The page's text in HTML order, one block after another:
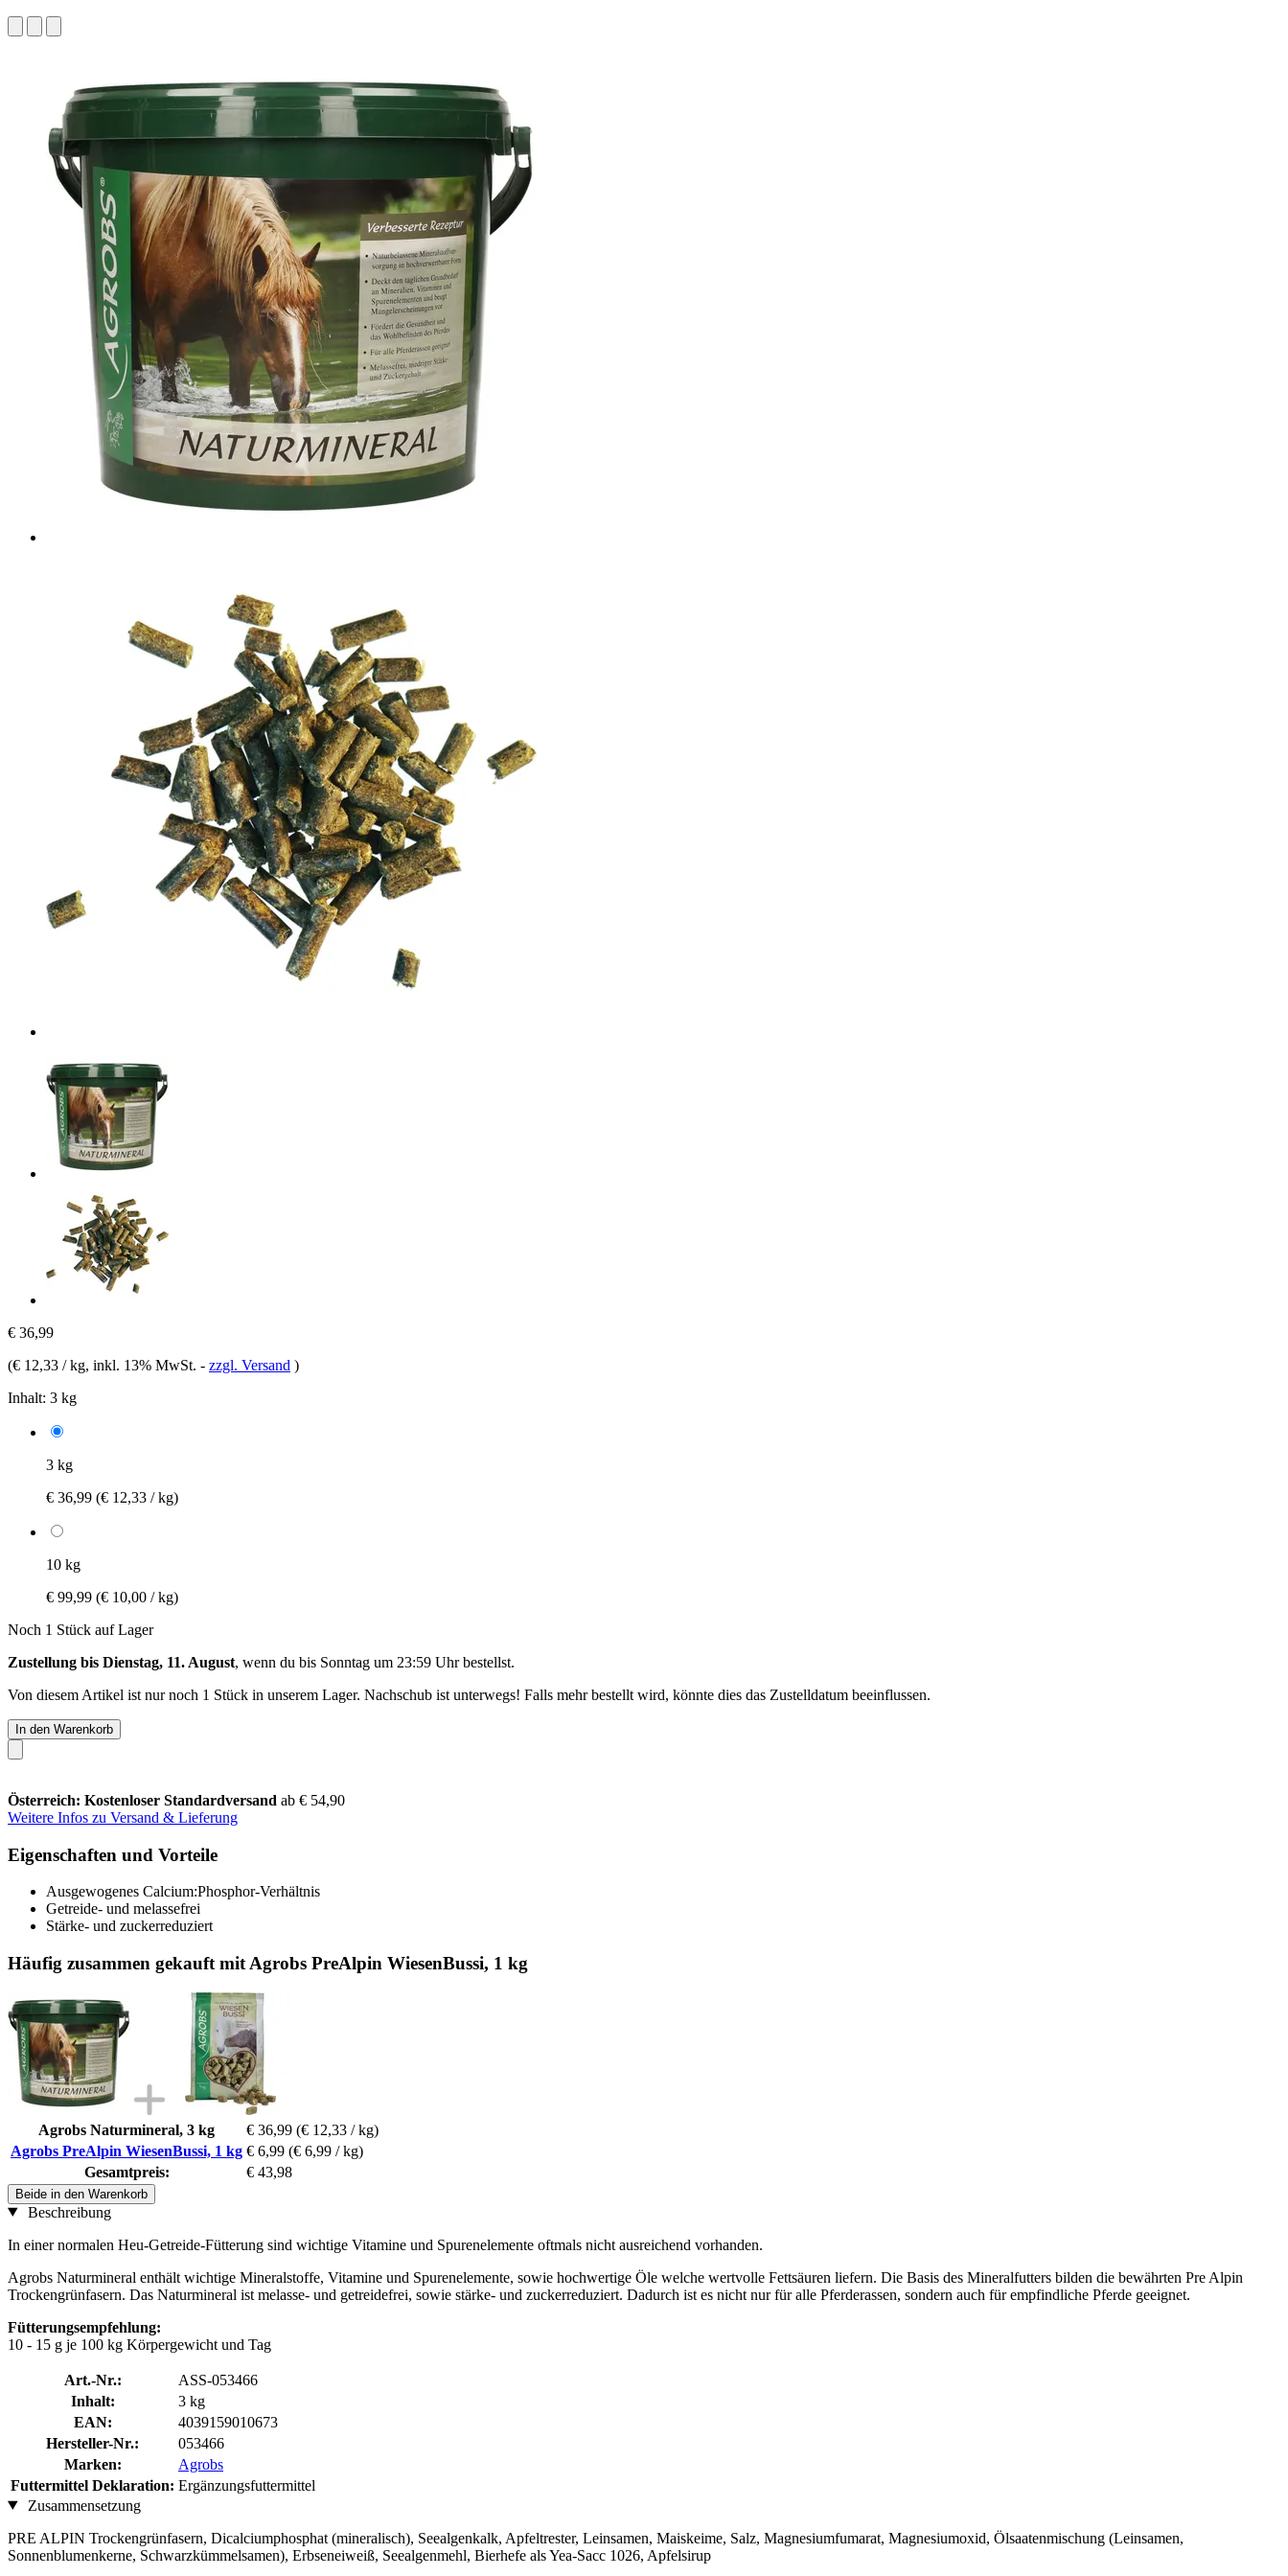
€ 36,99
(€ 12,33 / kg, inkl. 13% MwSt. - zzgl. Versand )
Inhalt: 3 kg
3 kg
€ 36,99 (€ 12,33 / kg)
10 kg
€ 99,99 (€ 10,00 / kg)
Noch 1 Stück auf Lager
Zustellung bis Dienstag, 11. August, wenn du bis Sonntag um 23:59 Uhrbestellst.
Von diesem Artikel ist nur noch 1 Stück in unserem Lager. Nachschub ist unterwegs! Falls mehr bestellt wird, könnte dies das Zustelldatum beeinflussen.
In den Warenkorb
Österreich: Kostenloser Standardversand ab € 54,90
Weitere Infos zu Versand & Lieferung
Eigenschaften und Vorteile
Ausgewogenes Calcium:Phosphor-Verhältnis
Getreide- und melassefrei
Stärke- und zuckerreduziert
Häufig zusammen gekauft mit Agrobs PreAlpin WiesenBussi, 1 kg
Agrobs Naturmineral, 3 kg € 36,99 (€ 12,33 / kg)
Agrobs PreAlpin WiesenBussi, 1 kg € 6,99 (€ 6,99 / kg)
Gesamtpreis:
€ 43,98
Beide in den Warenkorb
Beschreibung
In einer normalen Heu-Getreide-Fütterung sind wichtige Vitamine und Spurenelemente oftmals nicht ausreichend vorhanden.
Agrobs Naturmineral enthält wichtige Mineralstoffe, Vitamine und Spurenelemente, sowie hochwertige Öle welche wertvolle Fettsäuren liefern. Die Basis des Mineralfutters bilden die bewährten Pre Alpin
Trockengrünfasern. Das Naturmineral ist melasse- und getreidefrei, sowie stärke- und zuckerreduziert. Dadurch ist es nicht nur für alle Pferderassen, sondern auch für empfindliche Pferde geeignet.
Fütterungsempfehlung:
10 - 15 g je 100 kg Körpergewicht und Tag
Art.-Nr.:
ASS-053466
Inhalt:
3 kg
EAN:
4039159010673
Hersteller-Nr.:
053466
Marken:
Agrobs
Futtermittel Deklaration: Ergänzungsfuttermittel
Zusammensetzung
PRE ALPIN Trockengrünfasern, Dicalciumphosphat (mineralisch), Seealgenkalk, Apfeltrester, Leinsamen, Maiskeime, Salz, Magnesiumfumarat, Magnesiumoxid, Ölsaatenmischung (Leinsamen,
Sonnenblumenkerne, Schwarzkümmelsamen), Erbseneiweiß, Seealgenmehl, Bierhefe als Yea-Sacc 1026, Apfelsirup